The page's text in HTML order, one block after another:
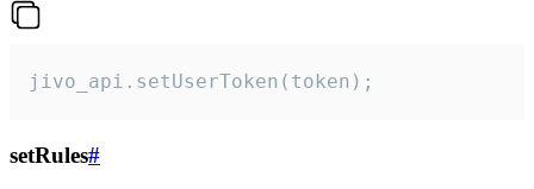
jivo_api.setUserToken(token);
setRules#